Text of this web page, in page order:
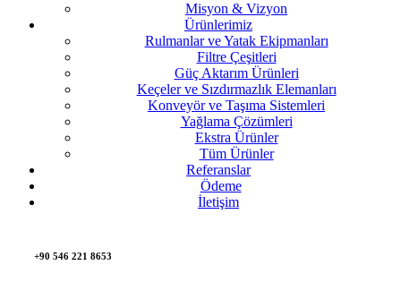
Misyon & Vizyon
Ürünlerimiz
Rulmanlar ve Yatak Ekipmanları
Filtre Çeşitleri
Güç Aktarım Ürünleri
Keçeler ve Sızdırmazlık Elemanları
Konveyör ve Taşıma Sistemleri
Yağlama Çözümleri
Ekstra Ürünler
Tüm Ürünler
Referanslar
Ödeme
İletişim
+90 546 221 8653